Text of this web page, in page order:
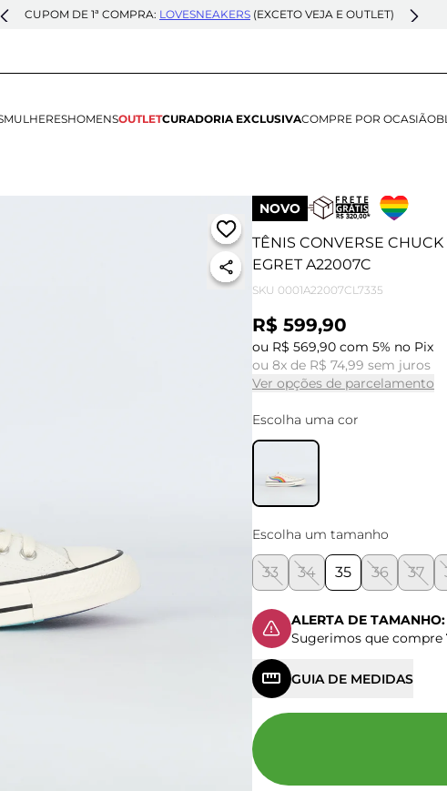
CUPOM DE 1ª COMPRA: LOVESNEAKERS (EXCETO VEJA E OUTLET)
MULHERESHOMENSOUTLETCURADORIA EXCLUSIVACOMPRE POR OCASIÃO
NOVO
TÊNIS CONVERSE CHUCK
EGRET A22007C
SKU 0001A22007CL7335
R$ 599,90
ou R$ 569,90 com 5% no Pix
ou 8x de R$ 74,99 sem juros
Ver opções de parcelamento
Escolha uma cor
Escolha um tamanho
33 34 35 36 37
ALERTA DE TAMANHO:
Sugerimos que compre
GUIA DE MEDIDAS